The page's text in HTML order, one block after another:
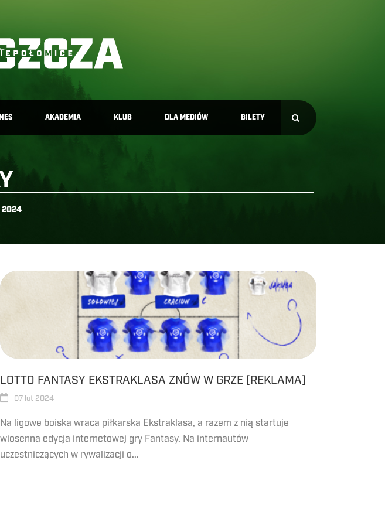
AKADEMIA KLUB DLA MEDIÓW BILETY
2024
LOTTO FANTASY EKSTRAKLASA ZNÓW W GRZE [REKLAMA]
07 lut 2024
Na ligowe boiska wraca piłkarska Ekstraklasa, a razem z nią startuje
wiosenna edycja internetowej gry Fantasy. Na internautów
uczestniczących w rywalizacji o...